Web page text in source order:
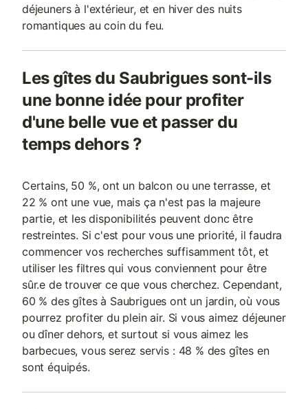
déjeuners à l'extérieur, et en hiver des nuits
romantiques au coin du feu.
Les gîtes du Saubrigues sont-ils
une bonne idée pour profiter
d'une belle vue et passer du
temps dehors ?
Certains, 50 %, ont un balcon ou une terrasse, et
22 % ont une vue, mais ça n'est pas la majeure
partie, et les disponibilités peuvent donc être
restreintes. Si c'est pour vous une priorité, il faudra
commencer vos recherches suffisamment tôt, et
utiliser les filtres qui vous conviennent pour être
sûr.e de trouver ce que vous cherchez. Cependant,
60 % des gîtes à Saubrigues ont un jardin, où vous
pourrez profiter du plein air. Si vous aimez déjeuner
ou dîner dehors, et surtout si vous aimez les
barbecues, vous serez servis : 48 % des gîtes en
sont équipés.